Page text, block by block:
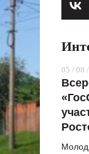
05 / 08